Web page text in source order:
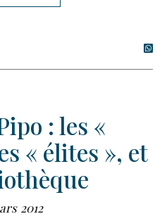
: les «
« élites », et
2012